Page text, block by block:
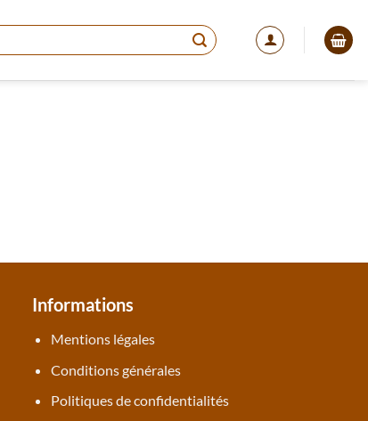
Informations
Mentions légales
Conditions générales
Politiques de confidentialités